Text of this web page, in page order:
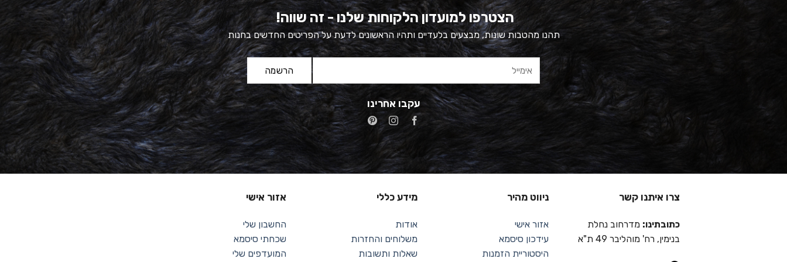
הצטרפו למועדון הלקוחות שלנו - זה שווה!
תהנו מהטבות שונות, מבצעים בלעדיים ותהיו הראשונים לדעת על הפריטים החדשים בחנות
עקבו אחרינו
צרו איתנו קשר
כתובתינו: מדרחוב נחלת
בנימין, רח' מוהליבר 49 ת"א
ניווט מהיר
אזור אישי
עידכון סיסמא
היסטוריית הזמנות
מידע כללי
אודות
משלוחים והחזרות
שאלות ותשובות
אזור אישי
החשבון שלי
שכחתי סיסמא
המועדפים שלי